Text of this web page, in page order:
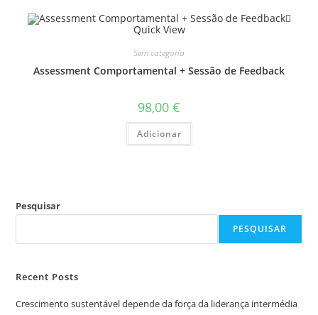
Quick View
Sem categoria
Assessment Comportamental + Sessão de Feedback
98,00 €
Adicionar
Pesquisar
PESQUISAR
Recent Posts
Crescimento sustentável depende da força da liderança intermédia